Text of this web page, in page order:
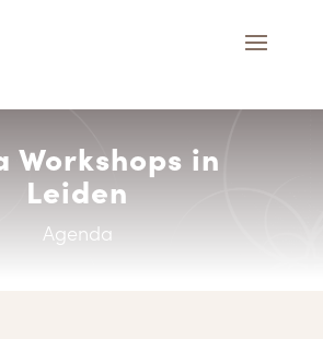
Workshops in
Leiden
Agenda